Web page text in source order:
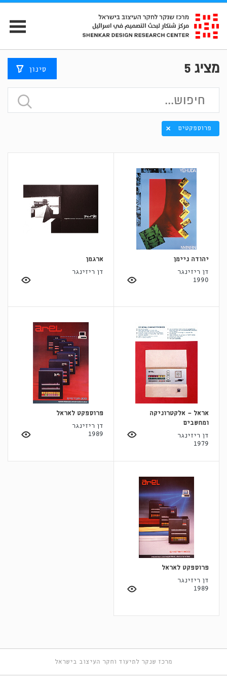
מציג 5 סינון
פרוספקטים
יהודה ניימן
דן ריזינגר
1990
ארגמן
דן ריזינגר
אראל - אלקטרוניקה
ומחשבים
דן ריזינגר
1979
פרוספקט לאראל
דן ריזינגר
1989
פרוספקט לאראל
דן ריזינגר
1989
מרכז שנקר לתיעוד וחקר העיצוב בישראל